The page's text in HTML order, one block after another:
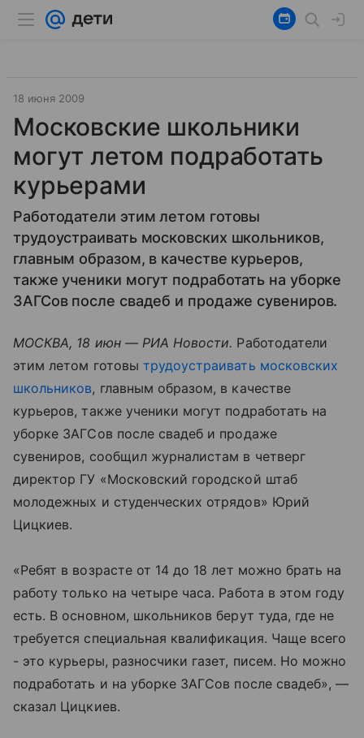
18 июня 2009
Московские школьники
могут летом подработать
курьерами
Работодатели этим летом готовы
трудоустраивать московских школьников,
главным образом, в качестве курьеров,
также ученики могут подработать на уборке
ЗАГСов после свадеб и продаже сувениров.
МОСКВА, 18 июн — РИА Новости. Работодатели
этим летом готовы трудоустраивать московских
школьников, главным образом, в качестве
курьеров, также ученики могут подработать на
уборке ЗАГСов после свадеб и продаже
сувениров, сообщил журналистам в четверг
директор ГУ «Московский городской штаб
молодежных и студенческих отрядов» Юрий
Цицкиев.
«Ребят в возрасте от 14 до 18 лет можно брать на
работу только на четыре часа. Работа в этом году
есть. В основном, школьников берут туда, где не
требуется специальная квалификация. Чаще всего
- это курьеры, разносчики газет, писем. Но можно
подработать и на уборке ЗАГСов после свадеб», —
сказал Цицкиев.